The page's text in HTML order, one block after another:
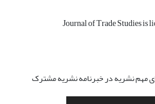
Journal of Trade Studies is
مهم نشریه در خبرنامه نشریه مشترک